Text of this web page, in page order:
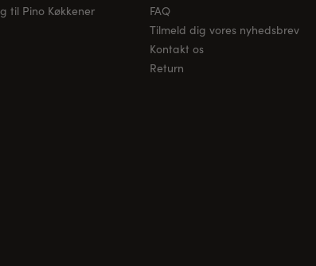
til Pino Køkkener
FAQ
Tilmeld dig vores nyhedsbrev
Kontakt os
Return